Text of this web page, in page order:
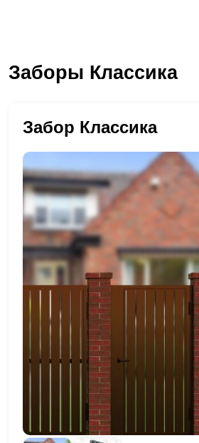
Заборы Классика
Забор Классика